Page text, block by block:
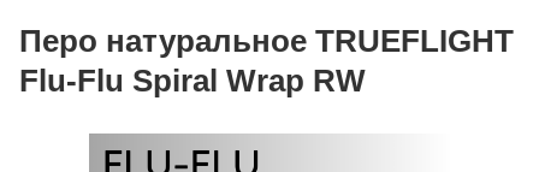
Перо натуральное TRUEFLIGHT
Flu-Flu Spiral Wrap RW